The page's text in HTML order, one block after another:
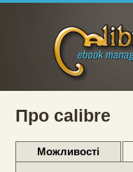
Про calibre
Можливості